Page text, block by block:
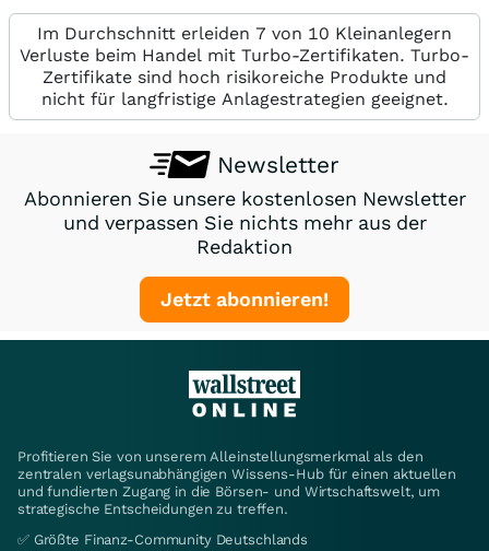
Im Durchschnitt erleiden 7 von 10 Kleinanlegern
Verluste beim Handel mit Turbo-Zertifikaten. Turbo-
Zertifikate sind hoch risikoreiche Produkte und
nicht für langfristige Anlagestrategien geeignet.
Newsletter
Abonnieren Sie unsere kostenlosen Newsletter
und verpassen Sie nichts mehr aus der
Redaktion
Jetzt abonnieren!
Profitieren Sie von unserem Alleinstellungsmerkmal als den
zentralen verlagsunabhängigen Wissens-Hub für einen aktuellen
und fundierten Zugang in die Börsen- und Wirtschaftswelt, um
strategische Entscheidungen zu treffen.
✅ Größte Finanz-Community Deutschlands